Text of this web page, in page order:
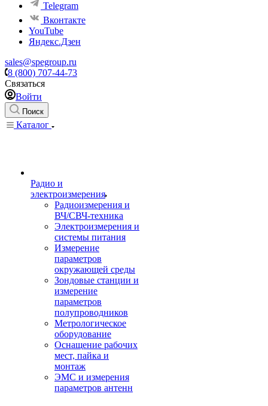
Telegram
Вконтакте
YouTube
Яндекс.Дзен
sales@spegroup.ru
8 (800) 707-44-73
Связаться
Войти
Поиск
Каталог
Радио и
электроизмерения
Радиоизмерения и
ВЧ/СВЧ-техника
Электроизмерения и
системы питания
Измерение
параметров
окружающей среды
Зондовые станции и
измерение
параметров
полупроводников
Метрологическое
оборудование
Оснащение рабочих
мест, пайка и
монтаж
ЭМС и измерения
параметров антенн